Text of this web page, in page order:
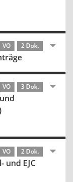
VO 2 Dok.
VO 3 Dok.
VO 2 Dok.
und EJC